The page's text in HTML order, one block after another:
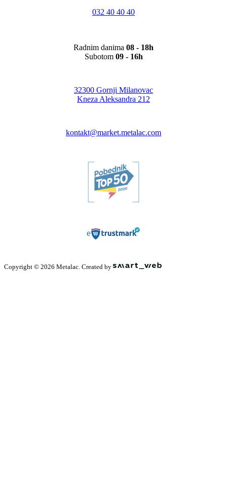
032 40 40 40
Radnim danima 08 - 18h
Subotom 09 - 16h
32300 Gornji Milanovac
Kneza Aleksandra 212
kontakt@market.metalac.com
Copyright © 2026 Metalac. Created by